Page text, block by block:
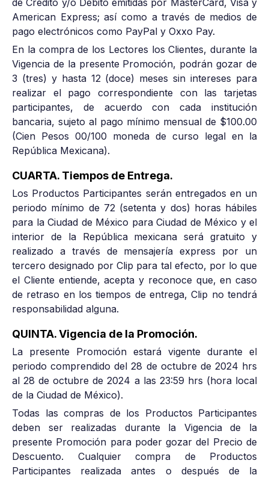
American Express; así como a través de medios de
pago electrónicos como PayPal y Oxxo Pay.
En la compra de los Lectores los Clientes, durante la
Vigencia de la presente Promoción, podrán gozar de
3 (tres) y hasta 12 (doce) meses sin intereses para
realizar el pago correspondiente con las tarjetas
participantes, de acuerdo con cada institución
bancaria, sujeto al pago mínimo mensual de $100.00
(Cien Pesos 00/100 moneda de curso legal en la
República Mexicana).
CUARTA. Tiempos de Entrega.
Los Productos Participantes serán entregados en un
periodo mínimo de 72 (setenta y dos) horas hábiles
para la Ciudad de México para Ciudad de México y el
interior de la República mexicana será gratuito y
realizado a través de mensajería express por un
tercero designado por Clip para tal efecto, por lo que
el Cliente entiende, acepta y reconoce que, en caso
de retraso en los tiempos de entrega, Clip no tendrá
responsabilidad alguna.
QUINTA. Vigencia de la Promoción.
La presente Promoción estará vigente durante el
periodo comprendido del 28 de octubre de 2024 hrs
al 28 de octubre de 2024 a las 23:59 hrs (hora local
de la Ciudad de México).
Todas las compras de los Productos Participantes
deben ser realizadas durante la Vigencia de la
presente Promoción para poder gozar del Precio de
Descuento. Cualquier compra de Productos
Participantes realizada antes o después de la